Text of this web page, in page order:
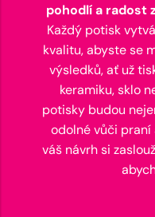
pohodlí a radost
Každý potisk
kvalitu, abyste se
výsledků, ať už
keramiku, sklo
potisky budou
odolné vůči praní
váš návrh si